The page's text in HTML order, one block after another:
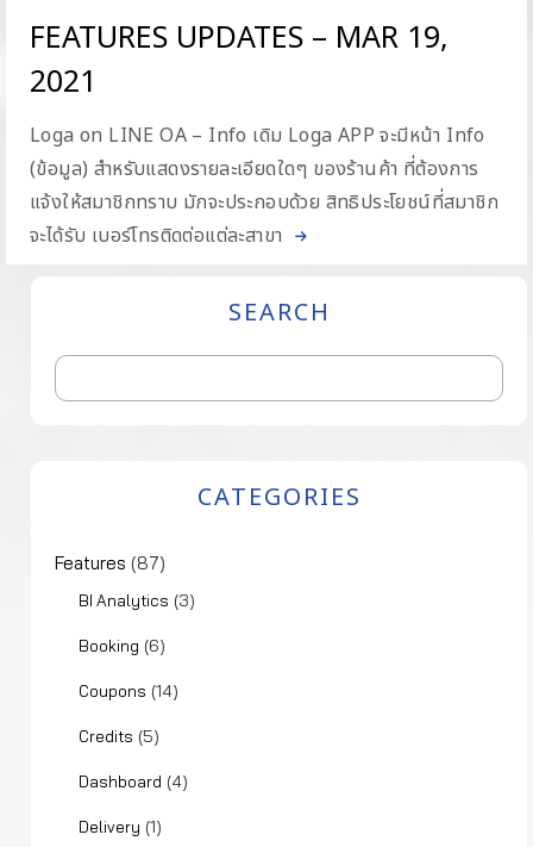
FEATURES UPDATES – MAR 19,
2021
Loga on LINE OA – Info เดิม Loga APP จะมีหน้า Info
(ข้อมูล) สำหรับแสดงรายละเอียดใดๆ ของร้านค้า ที่ต้องการ
แจ้งให้สมาชิกทราบ มักจะประกอบด้วย สิทธิประโยชน์ที่สมาชิก
จะได้รับ เบอร์โทรติดต่อแต่ละสาขา
SEARCH
CATEGORIES
Features (87)
BI Analytics (3)
Booking (6)
Coupons (14)
Credits (5)
Dashboard (4)
Delivery (1)